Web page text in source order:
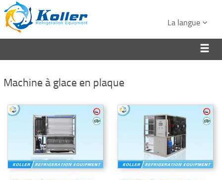
La langue
Machine à glace en plaque